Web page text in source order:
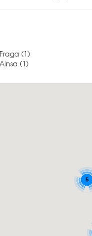
Fraga (1)
Ainsa (1)
5